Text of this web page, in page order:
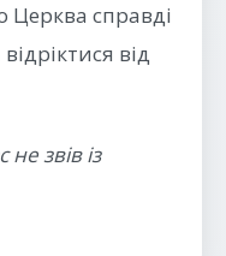
Церква справді
від
звів із